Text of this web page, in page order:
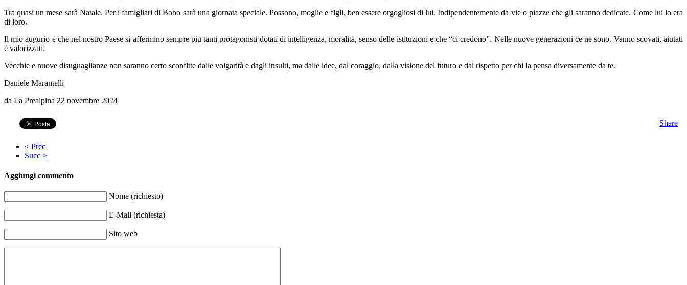
Tra quasi un mese sarà Natale. Per i famigliari di Bobo sarà una giornata speciale. Possono, moglie e figli, ben essere orgogliosi di lui. Indipendentemente da vie o piazze che gli saranno dedicate. Come lui lo era
di loro.
Il mio augurio è che nel nostro Paese si affermino sempre più tanti protagonisti dotati di intelligenza, moralità, senso delle istituzioni e che “ci credono”. Nelle nuove generazioni ce ne sono. Vanno scovati, aiutati
e valorizzati.
Vecchie e nuove disuguaglianze non saranno certo sconfitte dalle volgarità e dagli insulti, ma dalle idee, dal coraggio, dalla visione del futuro e dal rispetto per chi la pensa diversamente da te.
Daniele Marantelli
da La Prealpina 22 novembre 2024
Share
< Prec
Succ >
Aggiungi commento
Nome (richiesto)
E-Mail (richiesta)
Sito web